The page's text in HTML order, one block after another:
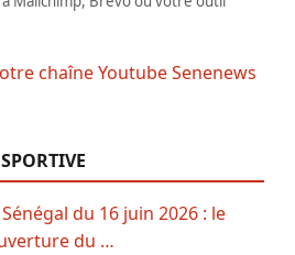
du 16 juin 2026 : le
du …